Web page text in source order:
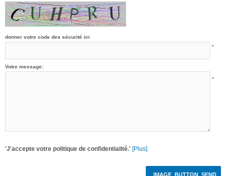
donner votre code des sécurité ici
*
Votre message:
*
'J'accepte votre politique de confidentialité.' [Plus]
IMAGE_BUTTON_SEND